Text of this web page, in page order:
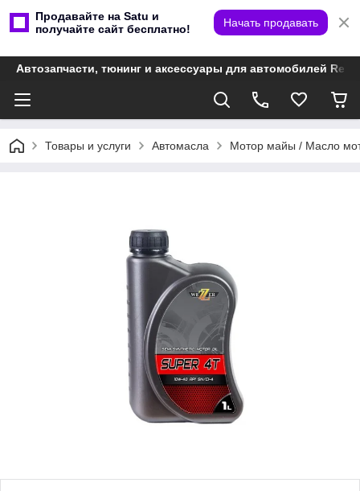
Продавайте на Satu и
получайте сайт бесплатно!
Начать продавать
Автозапчасти, тюнинг и аксессуары для автомобилей
Товары и услуги Автомасла Мотор майы / Масло